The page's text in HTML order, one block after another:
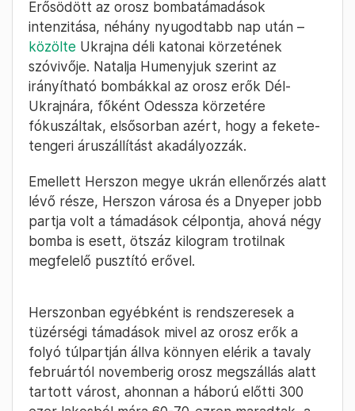
Erősödött az orosz bombatámadások
intenzitása, néhány nyugodtabb nap után –
közölte Ukrajna déli katonai körzetének
szóvivője. Natalja Humenyjuk szerint az
irányítható bombákkal az orosz erők Dél-
Ukrajnára, főként Odessza körzetére
fókuszáltak, elsősorban azért, hogy a fekete-
tengeri áruszállítást akadályozzák.
Emellett Herszon megye ukrán ellenőrzés alatt
lévő része, Herszon városa és a Dnyeper jobb
partja volt a támadások célpontja, ahová négy
bomba is esett, ötszáz kilogram trotilnak
megfelelő pusztító erővel.
Herszonban egyébként is rendszeresek a
tüzérségi támadások mivel az orosz erők a
folyó túlpartján állva könnyen elérik a tavaly
februártól novemberig orosz megszállás alatt
tartott várost, ahonnan a háború előtti 300